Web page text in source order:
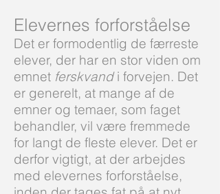
Elevernes forforståelse
Det er formodentlig de færreste
elever, der har en stor viden om
emnet ferskvandi forvejen. Det
er generelt, at mange af de
emner og temaer, som faget
behandler, vil være fremmede
for langt de fleste elever. Det er
derfor vigtigt, at der arbejdes
med elevernes forforståelse,